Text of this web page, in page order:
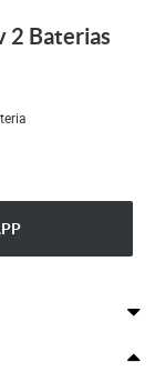
2 Baterias